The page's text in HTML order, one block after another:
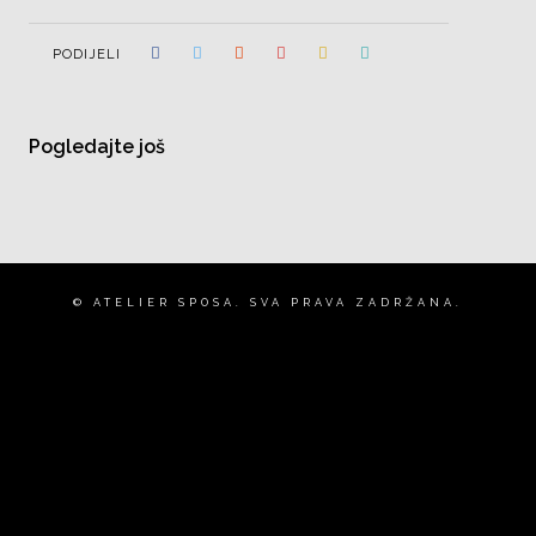
PODIJELI
Pogledajte još
© ATELIER SPOSA. SVA PRAVA ZADRŽANA.